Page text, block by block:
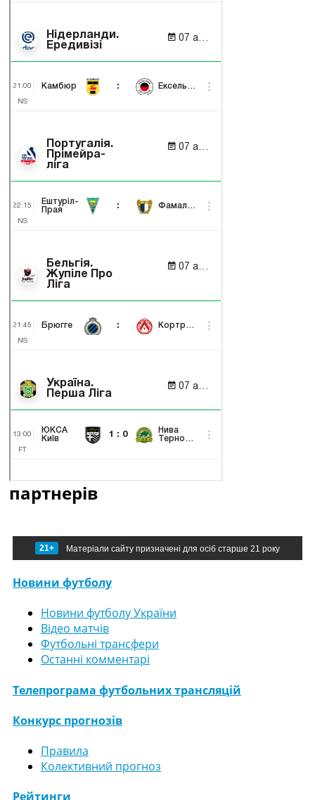
партнерів
21+ Матеріали сайту призначені для осіб старше 21 року
Новини футболу
Новини футболу України
Відео матчів
Футбольні трансфери
Останні комментарі
Телепрограма футбольних трансляцій
Конкурс прогнозів
Правила
Колективний прогноз
Рейтинги